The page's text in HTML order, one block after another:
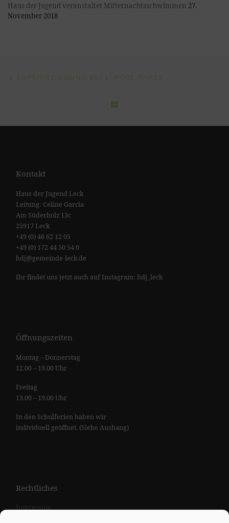
Haus der Jugend veranstaltet Mitternachtsschwimmen 27.
November 2018
Beitragsnavigation
SUPER STIMMUNG BEI 1. POOL-PARTY
Kontakt
Haus der Jugend Leck
Leitung: Celine Garcia
Am Süderholz 13c
25917 Leck
+49 (0) 46 62 12 05
+49 (0) 172 44 50 54 0
hdj@gemeinde-leck.de
Ihr findet uns jetzt auch auf Instagram: hdj_leck
Öffnungszeiten
Montag – Donnerstag
12.00 – 19.00 Uhr
Freitag
13.00 – 19.00 Uhr
In den Schulferien haben wir
individuell geöffnet. (Siehe Aushang)
Rechtliches